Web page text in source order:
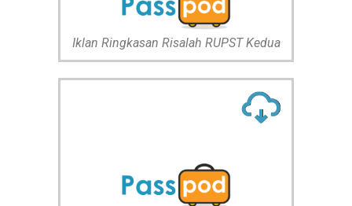
Iklan Ringkasan Risalah RUPST Kedua